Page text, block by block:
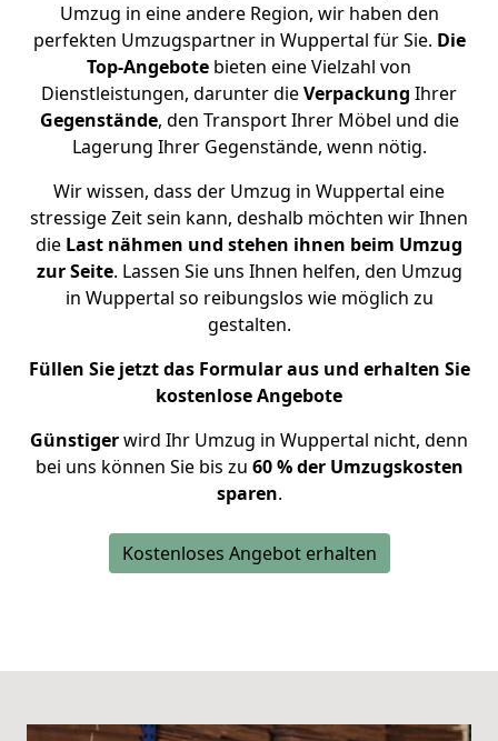
Umzug in eine andere Region, wir haben den
perfekten Umzugspartner in Wuppertal für Sie. Die
Top-Angebote bieten eine Vielzahl von
Dienstleistungen, darunter dieVerpackung Ihrer
Gegenstände, den Transport Ihrer Möbel und die
Lagerung Ihrer Gegenstände, wenn nötig.
Wir wissen, dass der Umzug in Wuppertal eine
stressige Zeit sein kann, deshalb möchten wir Ihnen
die Last nähmen und stehen ihnen beim Umzug
zur Seite. Lassen Sie uns Ihnen helfen, den Umzug
in Wuppertal so reibungslos wie möglich zu
gestalten.
Füllen Sie jetzt das Formular aus und erhalten Sie
kostenlose Angebote
Günstigerwird Ihr Umzug in Wuppertal nicht, denn
bei uns können Sie bis zu 60 % der Umzugskosten
sparen.
Kostenloses Angebot erhalten